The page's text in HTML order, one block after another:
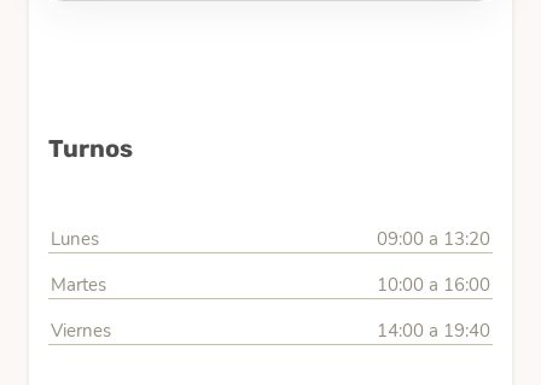
Turnos
Lunes
09:00 a 13:20
Martes
10:00 a 16:00
Viernes
14:00 a 19:40